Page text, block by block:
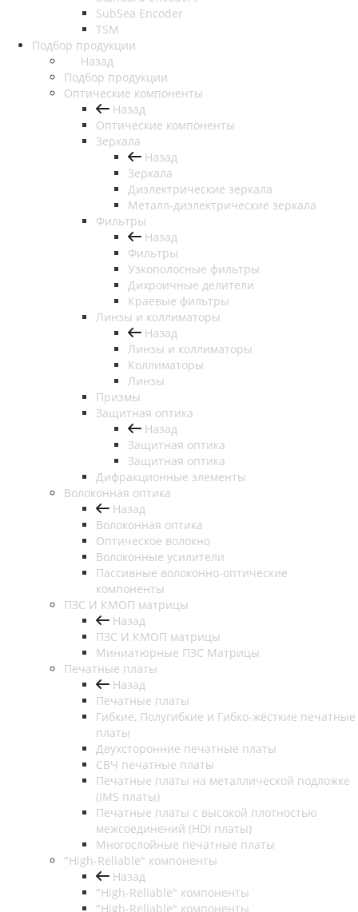
SubSea Encoder
TSM
Подбор продукции
Назад
Подбор продукции
Оптические компоненты
Назад
Оптические компоненты
Зеркала
Назад
Зеркала
Диэлектрические зеркала
Металл-диэлектрические зеркала
Фильтры
Назад
Фильтры
Узкополосные фильтры
Дихроичные делители
Краевые фильтры
Линзы и коллиматоры
Назад
Линзы и коллиматоры
Коллиматоры
Линзы
Призмы
Защитная оптика
Назад
Защитная оптика
Защитная оптика
Дифракционные элементы
Волоконная оптика
Назад
Волоконная оптика
Оптическое волокно
Волоконные усилители
Пассивные волоконно-оптические
компоненты
ПЗС И КМОП матрицы
Назад
ПЗС И КМОП матрицы
Миниатюрные ПЗС Матрицы
Печатные платы
Назад
Печатные платы
Гибкие, Полугибкие и Гибко-жёсткие печатные
платы
Двухсторонние печатные платы
СВЧ печатные платы
Печатные платы на металлической подложке
(IMS платы)
Печатные платы с высокой плотностью
межсоединений (HDI платы)
Многослойные печатные платы
"High-Reliable" компоненты
Назад
"High-Reliable" компоненты
"High-Reliable" компоненты